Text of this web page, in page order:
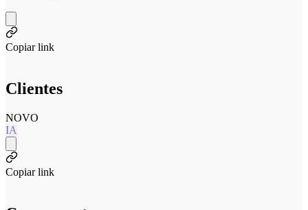
Copiar link
Clientes
NOVO
IA
Copiar link